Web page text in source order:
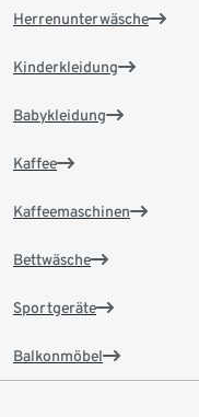
Herrenunterwäsche
Kinderkleidung
Babykleidung
Kaffee
Kaffeemaschinen
Bettwäsche
Sportgeräte
Balkonmöbel